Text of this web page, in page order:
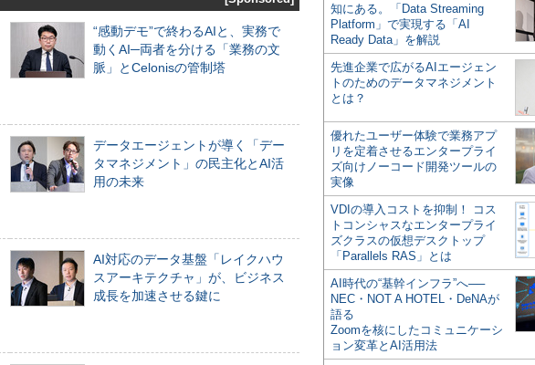
“感動デモ”で終わるAIと、実務で
動くAI─両者を分ける「業務の文
脈」とCelonisの管制塔
データエージェントが導く「デー
タマネジメント」の民主化とAI活
用の未来
AI対応のデータ基盤「レイクハウ
スアーキテクチャ」が、ビジネス
成長を加速させる鍵に
知にある。「Data Streaming
Platform」で実現する「AI
Ready Data」を解説
先進企業で広がるAIエージェン
トのためのデータマネジメント
とは？
優れたユーザー体験で業務アプ
リを定着させるエンタープライ
ズ向けノーコード開発ツールの
実像
VDIの導入コストを抑制！ コス
トコンシャスなエンタープライ
ズクラスの仮想デスクトップ
「Parallels RAS」とは
AI時代の“基幹インフラ”へ──
NEC・NOT A HOTEL・DeNAが
語る
Zoomを核にしたコミュニケーシ
ョン変革とAI活用法